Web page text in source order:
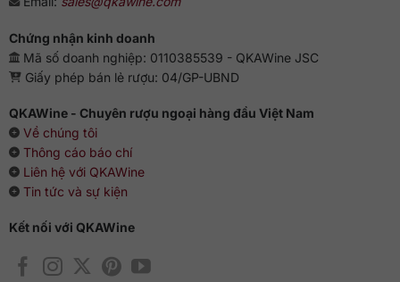
Chứng nhận kinh doanh
Mã số doanh nghiệp: 0110385539 - QKAWine JSC
Giấy phép bán lẻ rượu: 04/GP-UBND
QKAWine - Chuyên rượu ngoại hàng đầu Việt Nam
Về chúng tôi
Thông cáo báo chí
Liên hệ với QKAWine
Tin tức và sự kiện
Kết nối với QKAWine